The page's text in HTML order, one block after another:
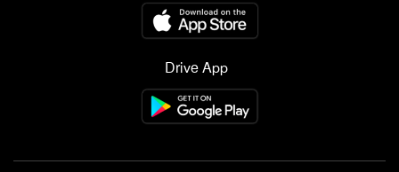
Drive App